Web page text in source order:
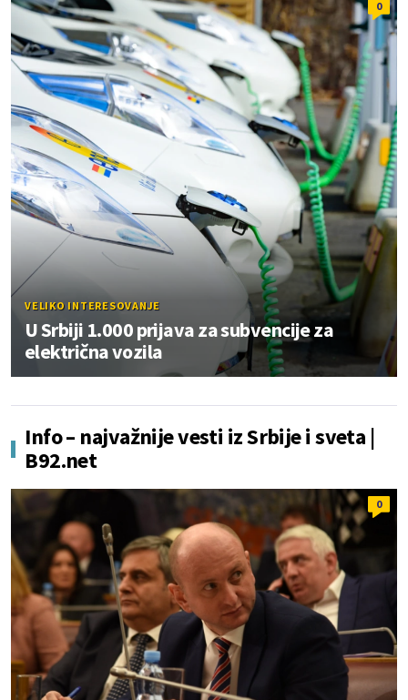
0
VELIKO INTERESOVANJE
U Srbiji 1.000 prijava za subvencije za
električna vozila
Info – najvažnije vesti iz Srbije i sveta |
B92.net
0